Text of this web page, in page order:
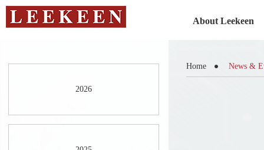
About Leekeen
2026
Home News &